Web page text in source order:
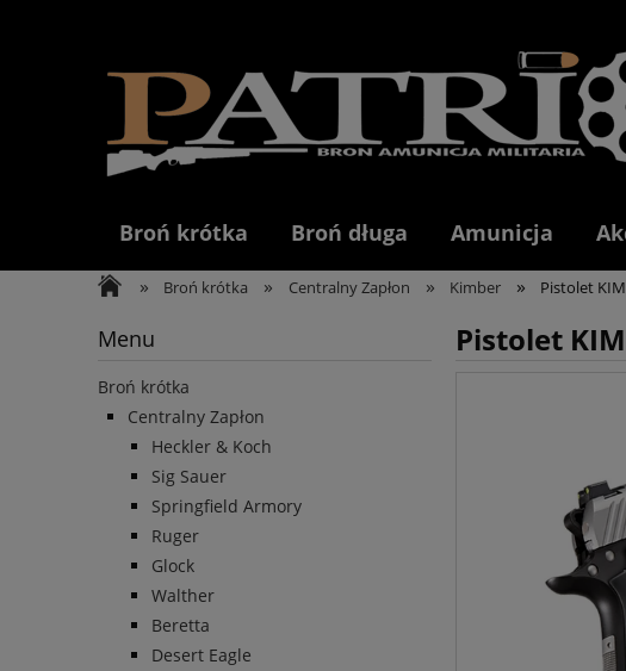
Broń krótka Broń długa Amunicja
» Broń krótka » Centralny Zapłon » Kimber » Pistolet
Menu
Broń krótka
Centralny Zapłon
Heckler & Koch
Sig Sauer
Springfield Armory
Ruger
Glock
Walther
Beretta
Desert Eagle
Pistolet